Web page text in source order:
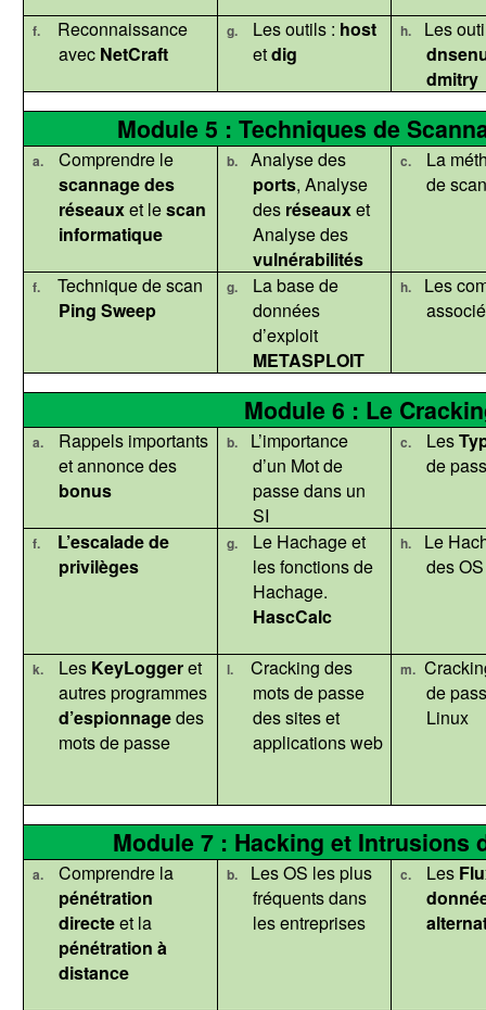
f.
Reconnaissance
avec NetCraft
g. Les outils : host
etdig
h.
Les
dmitry
Module 5 : Techniques de
a.
Comprendre le
scannage des
réseauxet lescan
informatique
b.
Analyse des
ports, Analyse
des réseauxet
Analyse des
vulnérabilités
c.
La
de
f.
Technique de scan
Ping Sweep
g.
La base de
données
d’exploit
METASPLOIT
h.
Les
Module 6 : Le
a.
Rappels importants
et annonce des
bonus
b.
L’importance
d’un Mot de
passe dans un
SI
c. Les
de
f.
L’escalade de
privilèges
g.
Le Hachage et
les fonctions de
Hachage.
HascCalc
h.
Le
des
k. Les KeyLoggeret
autres programmes
d’espionnagedes
mots de passe
l.
Cracking des
mots de passe
des sites et
applications web
m.
de
Linux
Module 7 : Hacking et Intrusions
a.
Comprendre la
pénétration
directeet la
pénétration à
distance
b.
Les OS les plus
fréquents dans
les entreprises
c. Les